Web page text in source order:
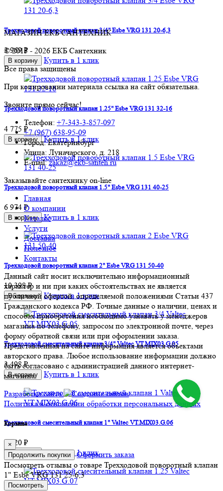
Трехходовой поворотный клапан 3/4" Esbe VRG 131 20-6,3
3 969 ₽
В корзину Купить в 1 клик
Трехходовой поворотный клапан 1.25" Esbe VRG 131 32-16
4 775 ₽
В корзину Купить в 1 клик
Трехходовой поворотный клапан 1.5" Esbe VRG 131 40-25
6 974 ₽
В корзину Купить в 1 клик
Трехходовой поворотный клапан 2" Esbe VRG 131 50-40
10 398 ₽
В корзину Купить в 1 клик
Трехходовой смесительный клапан 3/4" Valtec VT.MIX03.G.05
3 498 ₽
В корзину Купить в 1 клик
Трехходовой смесительный клапан 1" Valtec VT.MIX03.G.06
3 520 ₽
В корзину Купить в 1 клик
МАГАЗИН ЕКБ САНТЕХНИК
© 2013 - 2026 ЕКБ Сантехник
Все права защищены
При копировании материала ссылка на сайт обязательна.
Звоните прямо сейчас!
Телефон: +7-343-3-857-097
+7 (967) 638-95-09
Город: Екатеринбург
Улица: Луначарского, д. 218
E-mail:zakaz@ekb-santeh.ru
Заказывайте сантехнику on-line
Главная
О компании
Каталог
Услуги
Доставка
Полезное
Контакты
Данный сайт носит исключительно информационный
характер и ни при каких обстоятельствах не является
публичной офертой, определяемой положениями Статьи 437
Гражданского кодекса РФ. Точные данные о наличии, ценах и
способах приобретения необходимо узнавать у менеджеров
магазина по телефону, запросом по электронной почте, через
форму обратной связи или при оформлении заказа.
Представленная на сайте информация является объектами
авторского права. Любое использование информации должно
быть согласовано с администрацией данного интернет-
магазина.
Разработка сайта
Политика в отношении обработки персональных данных
Корзина
×
Продолжить покупки
Оформить заказа
Посмотреть отзывы о товаре Трехходовой поворотный клапан
1" Esbe VRG 131 25-6,3
Пocмотpеть